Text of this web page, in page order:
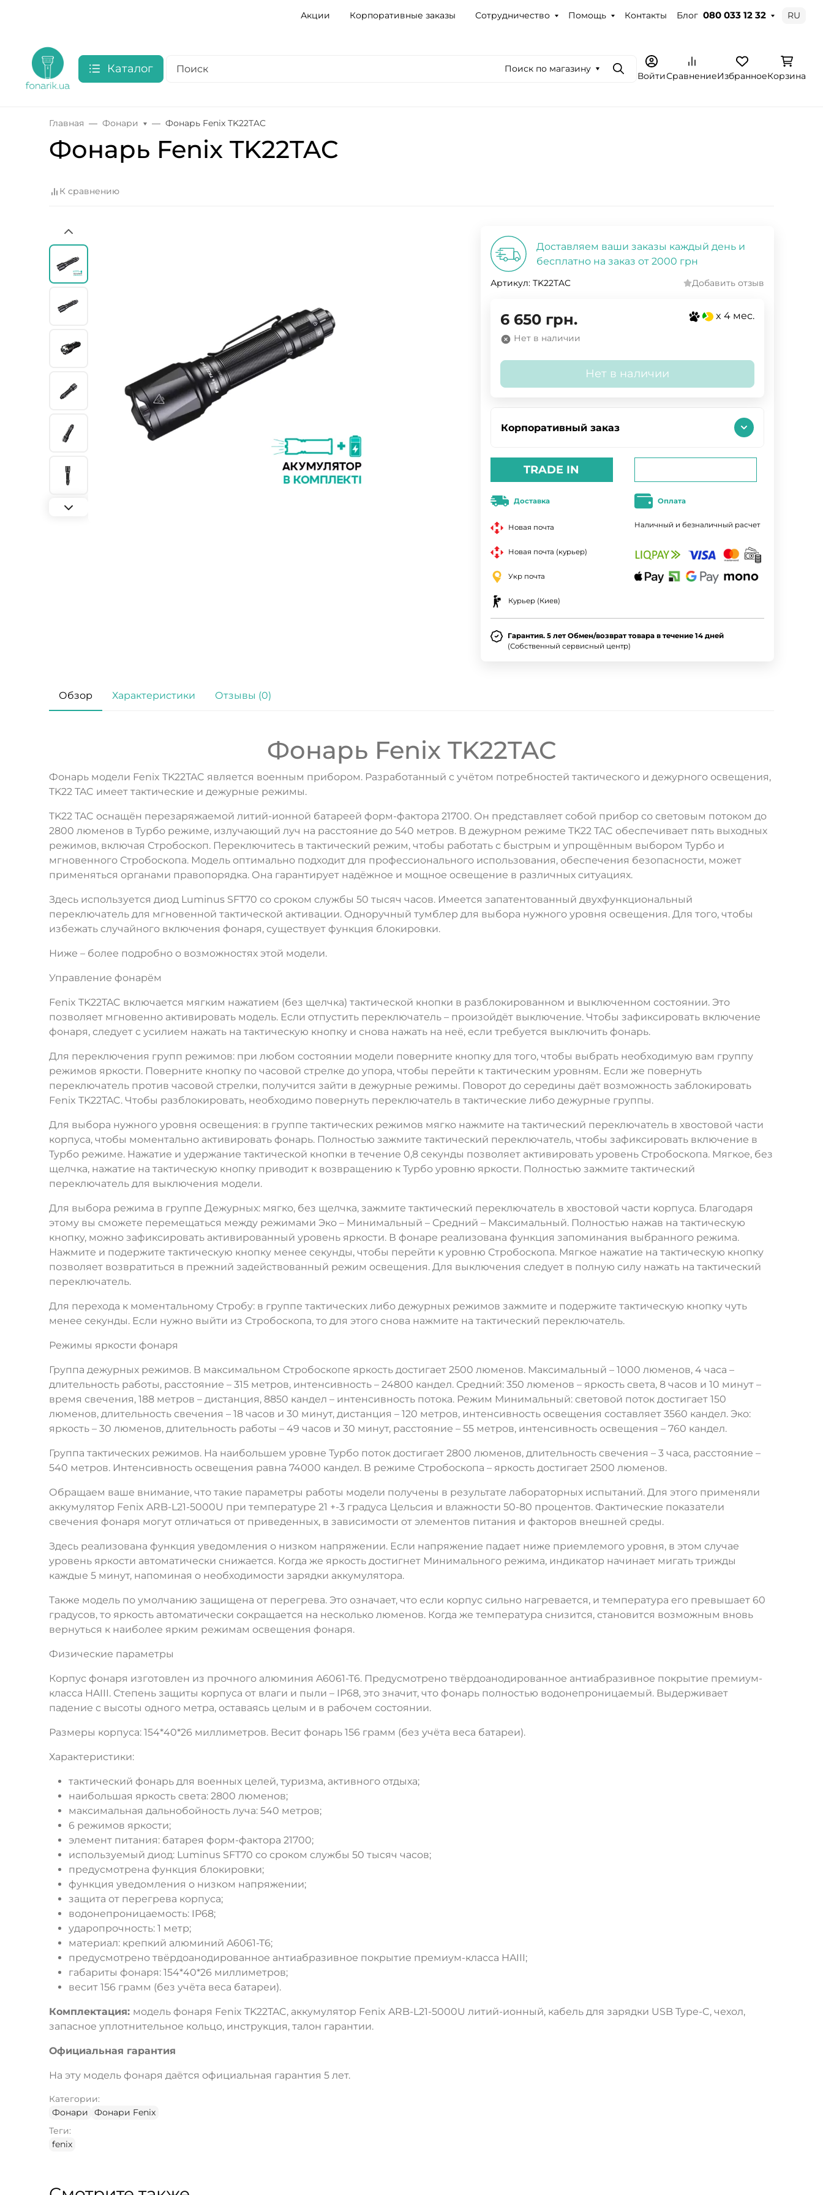
Акции Корпоративные заказы Сотрудничество Помощь Контакты Блог 080 033 12 32 RU
Каталог Поиск по магазину
ПоискВойтиСравнениеИзбранноеКорзина
Главная Фонари Фонарь Fenix TK22TAC
Фонарь Fenix TK22TAC
К сравнению
Доставляем ваши заказы каждый день и
бесплатно на заказ от 2000 грн
Артикул: TK22TAC Добавить отзыв
6 650 грн. x 4 мес.
Нет в наличии
Нет в наличии
Корпоративный заказ
TRADE IN
Доставка
Новая почта
Новая почта (курьер)
Укр почта
Курьер (Киев)
Оплата
Наличный и безналичный расчет
Гарантия. 5 лет Обмен/возврат товара в течение 14 дней
(Собственный сервисный центр)
Обзор Характеристики Отзывы (0)
Фонарь Fenix TK22TAC
Фонарь модели Fenix TK22TAC является военным прибором. Разработанный с учётом потребностей тактического и дежурного освещения,
TK22 TAC имеет тактические и дежурные режимы.
TK22 TAC оснащён перезаряжаемой литий-ионной батареей форм-фактора 21700. Он представляет собой прибор со световым потоком до
2800 люменов в Турбо режиме, излучающий луч на расстояние до 540 метров. В дежурном режиме TK22 TAC обеспечивает пять выходных
режимов, включая Стробоскоп. Переключитесь в тактический режим, чтобы работать с быстрым и упрощённым выбором Турбо и
мгновенного Стробоскопа. Модель оптимально подходит для профессионального использования, обеспечения безопасности, может
применяться органами правопорядка. Она гарантирует надёжное и мощное освещение в различных ситуациях.
Здесь используется диод Luminus SFT70 со сроком службы 50 тысяч часов. Имеется запатентованный двухфункциональный
переключатель для мгновенной тактической активации. Одноручный тумблер для выбора нужного уровня освещения. Для того, чтобы
избежать случайного включения фонаря, существует функция блокировки.
Ниже – более подробно о возможностях этой модели.
Управление фонарём
Fenix TK22TAC включается мягким нажатием (без щелчка) тактической кнопки в разблокированном и выключенном состоянии. Это
позволяет мгновенно активировать модель. Если отпустить переключатель – произойдёт выключение. Чтобы зафиксировать включение
фонаря, следует с усилием нажать на тактическую кнопку и снова нажать на неё, если требуется выключить фонарь.
Для переключения групп режимов: при любом состоянии модели поверните кнопку для того, чтобы выбрать необходимую вам группу
режимов яркости. Поверните кнопку по часовой стрелке до упора, чтобы перейти к тактическим уровням. Если же повернуть
переключатель против часовой стрелки, получится зайти в дежурные режимы. Поворот до середины даёт возможность заблокировать
Fenix TK22TAC. Чтобы разблокировать, необходимо повернуть переключатель в тактические либо дежурные группы.
Для выбора нужного уровня освещения: в группе тактических режимов мягко нажмите на тактический переключатель в хвостовой части
корпуса, чтобы моментально активировать фонарь. Полностью зажмите тактический переключатель, чтобы зафиксировать включение в
Турбо режиме. Нажатие и удержание тактической кнопки в течение 0,8 секунды позволяет активировать уровень Стробоскопа. Мягкое, без
щелчка, нажатие на тактическую кнопку приводит к возвращению к Турбо уровню яркости. Полностью зажмите тактический
переключатель для выключения модели.
Для выбора режима в группе Дежурных: мягко, без щелчка, зажмите тактический переключатель в хвостовой части корпуса. Благодаря
этому вы сможете перемещаться между режимами Эко – Минимальный – Средний – Максимальный. Полностью нажав на тактическую
кнопку, можно зафиксировать активированный уровень яркости. В фонаре реализована функция запоминания выбранного режима.
Нажмите и подержите тактическую кнопку менее секунды, чтобы перейти к уровню Стробоскопа. Мягкое нажатие на тактическую кнопку
позволяет возвратиться в прежний задействованный режим освещения. Для выключения следует в полную силу нажать на тактический
переключатель.
Для перехода к моментальному Стробу: в группе тактических либо дежурных режимов зажмите и подержите тактическую кнопку чуть
менее секунды. Если нужно выйти из Стробоскопа, то для этого снова нажмите на тактический переключатель.
Режимы яркости фонаря
Группа дежурных режимов. В максимальном Стробоскопе яркость достигает 2500 люменов. Максимальный – 1000 люменов, 4 часа –
длительность работы, расстояние – 315 метров, интенсивность – 24800 кандел. Средний: 350 люменов – яркость света, 8 часов и 10 минут –
время свечения, 188 метров – дистанция, 8850 кандел – интенсивность потока. Режим Минимальный: световой поток достигает 150
люменов, длительность свечения – 18 часов и 30 минут, дистанция – 120 метров, интенсивность освещения составляет 3560 кандел. Эко:
яркость – 30 люменов, длительность работы – 49 часов и 30 минут, расстояние – 55 метров, интенсивность освещения – 760 кандел.
Группа тактических режимов. На наибольшем уровне Турбо поток достигает 2800 люменов, длительность свечения – 3 часа, расстояние –
540 метров. Интенсивность освещения равна 74000 кандел. В режиме Стробоскопа – яркость достигает 2500 люменов.
Обращаем ваше внимание, что такие параметры работы модели получены в результате лабораторных испытаний. Для этого применяли
аккумулятор Fenix ARB-L21-5000U при температуре 21 +-3 градуса Цельсия и влажности 50-80 процентов. Фактические показатели
свечения фонаря могут отличаться от приведенных, в зависимости от элементов питания и факторов внешней среды.
Здесь реализована функция уведомления о низком напряжении. Если напряжение падает ниже приемлемого уровня, в этом случае
уровень яркости автоматически снижается. Когда же яркость достигнет Минимального режима, индикатор начинает мигать трижды
каждые 5 минут, напоминая о необходимости зарядки аккумулятора.
Также модель по умолчанию защищена от перегрева. Это означает, что если корпус сильно нагревается, и температура его превышает 60
градусов, то яркость автоматически сокращается на несколько люменов. Когда же температура снизится, становится возможным вновь
вернуться к наиболее ярким режимам освещения фонаря.
Физические параметры
Корпус фонаря изготовлен из прочного алюминия A6061-T6. Предусмотрено твёрдоанодированное антиабразивное покрытие премиум-
класса HAIII. Степень защиты корпуса от влаги и пыли – IP68, это значит, что фонарь полностью водонепроницаемый. Выдерживает
падение с высоты одного метра, оставаясь целым и в рабочем состоянии.
Размеры корпуса: 154*40*26 миллиметров. Весит фонарь 156 грамм (без учёта веса батареи).
Характеристики:
тактический фонарь для военных целей, туризма, активного отдыха;
наибольшая яркость света: 2800 люменов;
максимальная дальнобойность луча: 540 метров;
6 режимов яркости;
элемент питания: батарея форм-фактора 21700;
используемый диод: Luminus SFT70 со сроком службы 50 тысяч часов;
предусмотрена функция блокировки;
функция уведомления о низком напряжении;
защита от перегрева корпуса;
водонепроницаемость: IP68;
ударопрочность: 1 метр;
материал: крепкий алюминий A6061-T6;
предусмотрено твёрдоанодированное антиабразивное покрытие премиум-класса HAIII;
габариты фонаря: 154*40*26 миллиметров;
весит 156 грамм (без учёта веса батареи).
Комплектация: модель фонаря Fenix TK22TAC, аккумулятор Fenix ARB-L21-5000U литий-ионный, кабель для зарядки USB Type-C, чехол,
запасное уплотнительное кольцо, инструкция, талон гарантии.
Официальная гарантия
На эту модель фонаря даётся официальная гарантия 5 лет.
Категории:
Фонари
Фонари Fenix
Теги:
fenix
ДА НЕТ